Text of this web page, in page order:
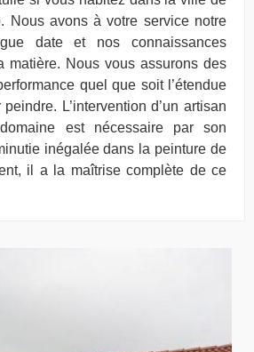
Nous avons à votre service notre
date et nos connaissances
matière. Nous vous assurons des
quel que soit l’étendue
L’intervention d’un artisan
est nécessaire par son
inégalée dans la peinture de
il a la maîtrise complète de ce